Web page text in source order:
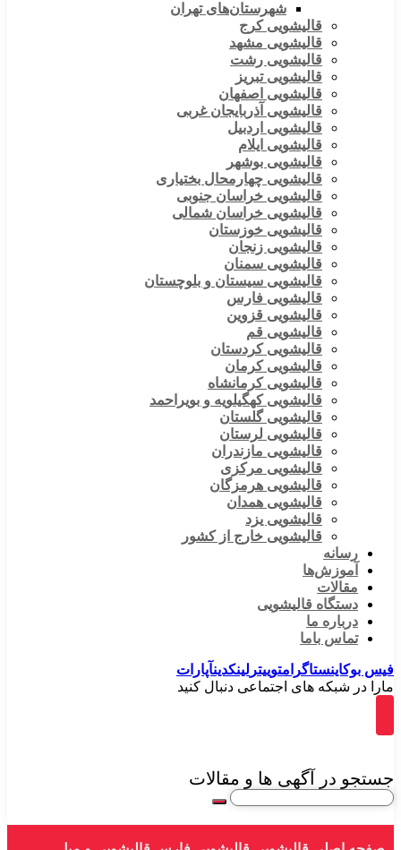
شهرستان‌های تهران
قالیشویی کرج
قالیشویی مشهد
قالیشویی رشت
قالیشویی تبریز
قالیشویی اصفهان
قالیشویی آذربایجان غربی
قالیشویی اردبیل
قالیشویی ایلام
قالیشویی بوشهر
قالیشویی چهارمحال بختیاری
قالیشویی خراسان جنوبی
قالیشویی خراسان شمالی
قالیشویی خوزستان
قالیشویی زنجان
قالیشویی سمنان
قالیشویی سیستان و بلوچستان
قالیشویی فارس
قالیشویی قزوین
قالیشویی قم
قالیشویی کردستان
قالیشویی کرمان
قالیشویی کرمانشاه
قالیشویی کهگیلویه و بویراحمد
قالیشویی گلستان
قالیشویی لرستان
قالیشویی مازندران
قالیشویی مرکزی
قالیشویی هرمزگان
قالیشویی همدان
قالیشویی یزد
قالیشویی خارج از کشور
رسانه
آموزش‌ها
مقالات
دستگاه قالیشویی
درباره ما
تماس باما
فیس بوکاینستاگرامتوییتر لینکدینآپارات
مارا در شبکه های اجتماعی دنبال کنید
جستجو در آگهی ها و مقالات